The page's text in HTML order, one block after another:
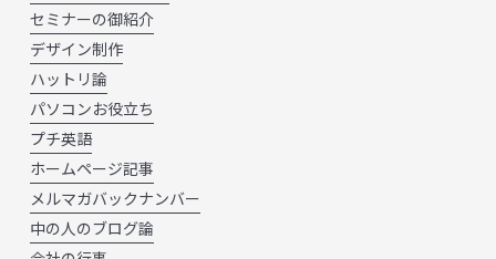
セミナーの御紹介
デザイン制作
ハットリ論
パソコンお役立ち
プチ英語
ホームページ記事
メルマガバックナンバー
中の人のブログ論